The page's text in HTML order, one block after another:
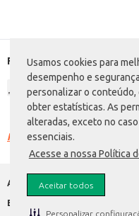
Usamos cookies para
desempenho e
personalizar o conteúdo,
obter estatísticas. As
alteradas, exceto no
essenciais.
Acesse a nossa Política
Aceitar todos
Personalizar
Formas de pagamento
Racismo é crime. Denuncie.
Atacadão S.A. Avenida Morvan
Envio de documentos